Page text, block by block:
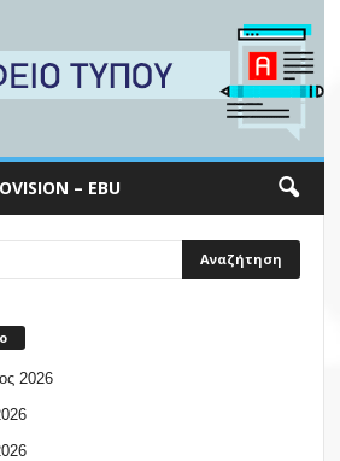
– EBU
2026